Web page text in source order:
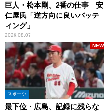
巨人・松本剛、2番の仕事 安
仁屋氏「逆方向に良いバッテ
ィング」
2026.08.07
スポーツ
最下位・広島、記録に残らな
NEW